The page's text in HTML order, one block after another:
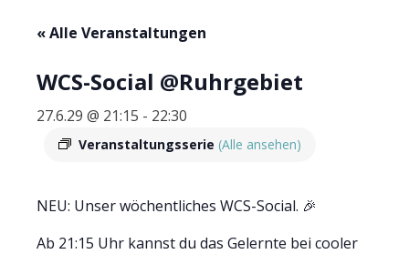
« Alle Veranstaltungen
WCS-Social @Ruhrgebiet
27.6.29 @ 21:15 - 22:30
Veranstaltungsserie (Alle ansehen)
NEU: Unser wöchentliches WCS-Social. 🎉
Ab 21:15 Uhr kannst du das Gelernte bei cooler